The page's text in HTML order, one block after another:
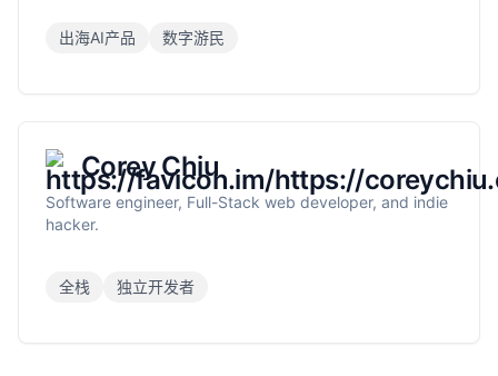
出海AI产品 数字游民
Corey Chiu
Software engineer, Full-Stack web developer, and indie
hacker.
全栈 独立开发者